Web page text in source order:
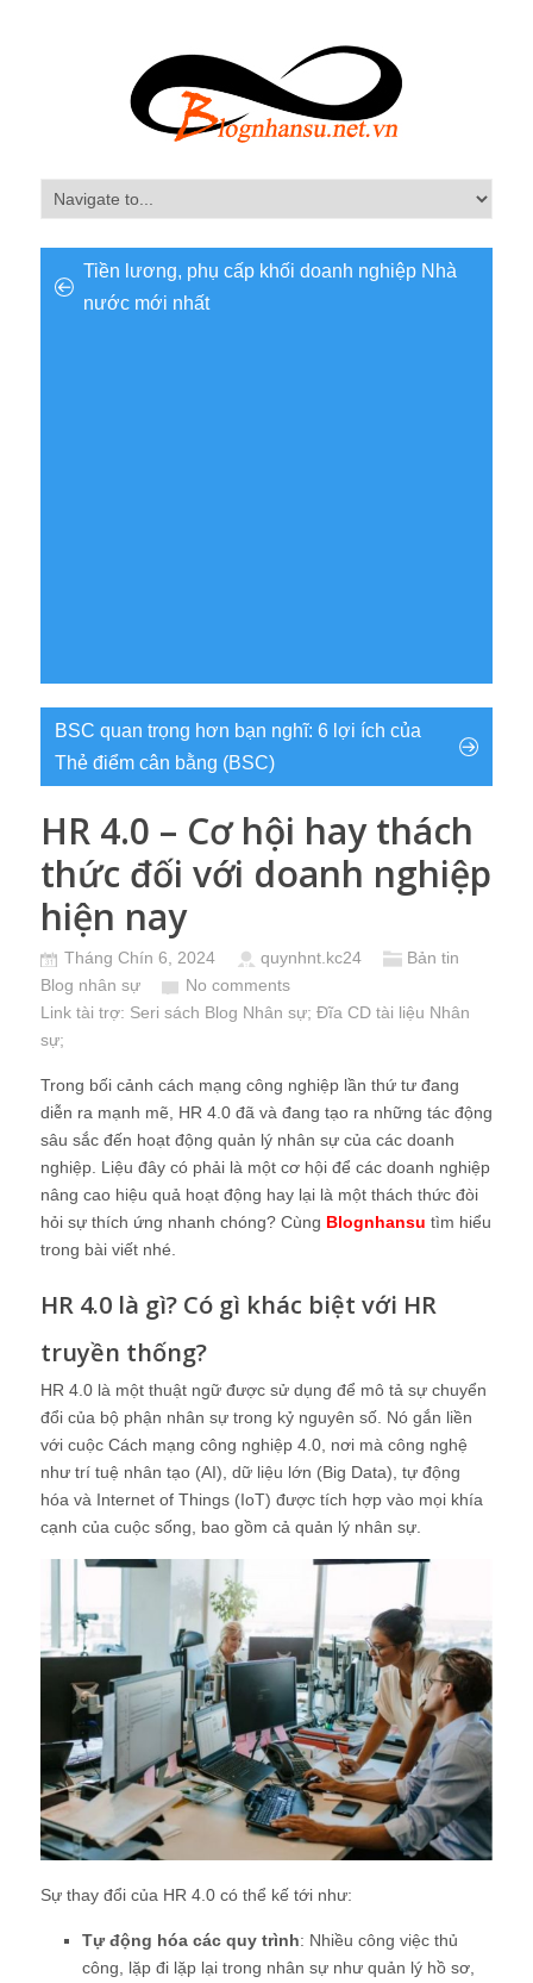
Tiền lương, phụ cấp khối doanh nghiệp Nhà
nước mới nhất
BSC quan trọng hơn bạn nghĩ: 6 lợi ích của
Thẻ điểm cân bằng (BSC)
HR 4.0 – Cơ hội hay thách
thức đối với doanh nghiệp
hiện nay
Tháng Chín 6, 2024 quynhnt.kc24
Bản tin
Blog nhân sự
No comments
Link tài trợ: Seri sách Blog Nhân sự; Đĩa CD tài liệu Nhân
sự;
Trong bối cảnh cách mạng công nghiệp lần thứ tư đang
diễn ra mạnh mẽ, HR 4.0 đã và đang tạo ra những tác động
sâu sắc đến hoạt động quản lý nhân sự của các doanh
nghiệp. Liệu đây có phải là một cơ hội để các doanh nghiệp
nâng cao hiệu quả hoạt động hay lại là một thách thức đòi
hỏi sự thích ứng nhanh chóng? Cùng Blognhansu tìm hiểu
trong bài viết nhé.
HR 4.0 là gì? Có gì khác biệt với HR
truyền thống?
HR 4.0 là một thuật ngữ được sử dụng để mô tả sự chuyển
đổi của bộ phận nhân sự trong kỷ nguyên số. Nó gắn liền
với cuộc Cách mạng công nghiệp 4.0, nơi mà công nghệ
như trí tuệ nhân tạo (AI), dữ liệu lớn (Big Data), tự động
hóa và Internet of Things (IoT) được tích hợp vào mọi khía
cạnh của cuộc sống, bao gồm cả quản lý nhân sự.
Sự thay đổi của HR 4.0 có thể kế tới như:
Tự động hóa các quy trình: Nhiều công việc thủ
công, lặp đi lặp lại trong nhân sự như quản lý hồ sơ,